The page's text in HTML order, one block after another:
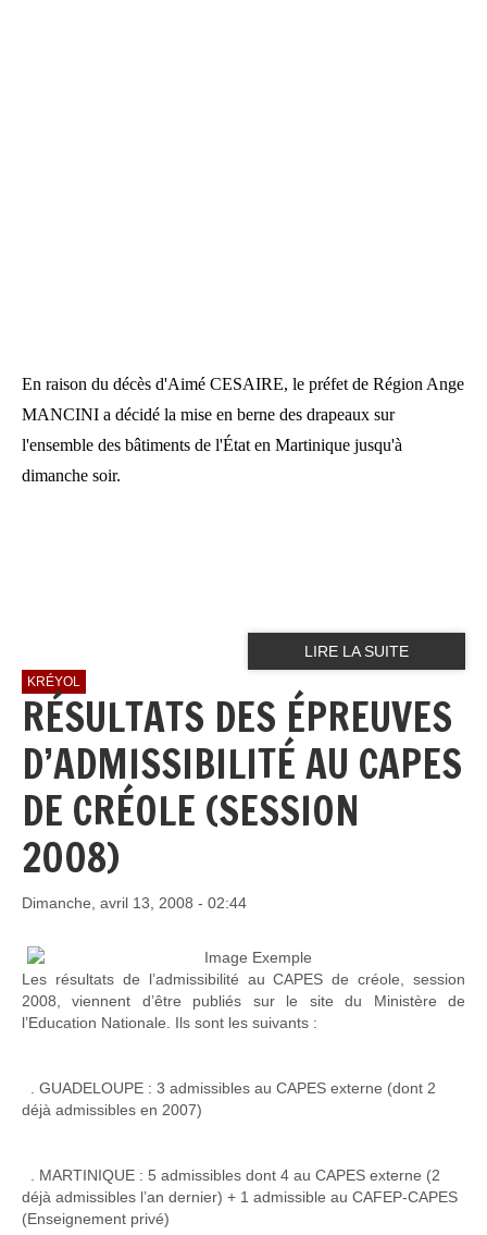
En raison du décès d'Aimé CESAIRE, le préfet de Région Ange
MANCINI a décidé la mise en berne des drapeaux sur
l'ensemble des bâtiments de l'État en Martinique jusqu'à
dimanche soir.
LIRE LA SUITE
KRÉYOL
RÉSULTATS DES ÉPREUVES
D’ADMISSIBILITÉ AU CAPES
DE CRÉOLE (SESSION
2008)
Dimanche, avril 13, 2008 - 02:44
Les résultats de l’admissibilité au CAPES de créole, session
2008, viennent d’être publiés sur le site du Ministère de
l’Education Nationale. Ils sont les suivants :
. GUADELOUPE : 3 admissibles au CAPES externe (dont 2
déjà admissibles en 2007)
. MARTINIQUE : 5 admissibles dont 4 au CAPES externe (2
déjà admissibles l’an dernier) + 1 admissible au CAFEP-CAPES
(Enseignement privé)